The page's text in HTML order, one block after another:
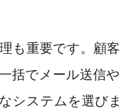
も重要です。顧客
括でメール送信や
システムを選びま